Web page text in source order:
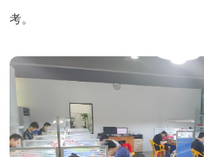
考。